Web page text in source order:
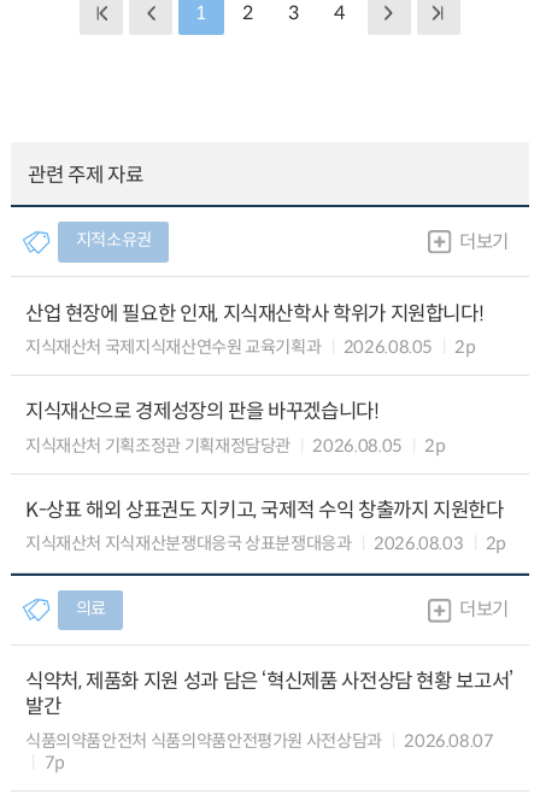
1 2 3 4
관련 주제 자료
지적소유권 더보기
산업 현장에 필요한 인재, 지식재산학사 학위가 지원합니다!
지식재산처 국제지식재산연수원 교육기획과 2026.08.05 2p
지식재산으로 경제성장의 판을 바꾸겠습니다!
지식재산처 기획조정관 기획재정담당관 2026.08.05 2p
K-상표 해외 상표권도 지키고, 국제적 수익 창출까지 지원한다
지식재산처 지식재산분쟁대응국 상표분쟁대응과 2026.08.03 2p
의료 더보기
식약처, 제품화 지원 성과 담은 ‘혁신제품 사전상담 현황 보고서’
발간
식품의약품안전처 식품의약품안전평가원 사전상담과
2026.08.07
7p